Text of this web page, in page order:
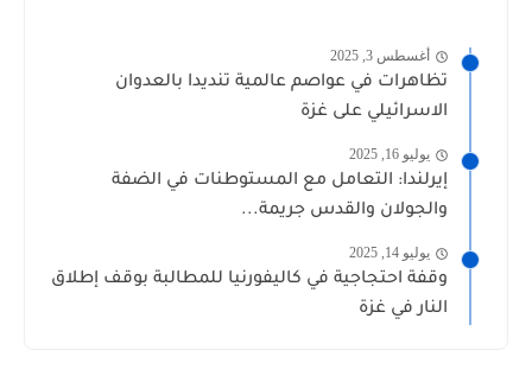
أغسطس 3, 2025
تظاهرات في عواصم عالمية تنديدا بالعدوان
الاسرائيلي على غزة
يوليو 16, 2025
إيرلندا: التعامل مع المستوطنات في الضفة
والجولان والقدس جريمة...
يوليو 14, 2025
وقفة احتجاجية في كاليفورنيا للمطالبة بوقف إطلاق
النار في غزة